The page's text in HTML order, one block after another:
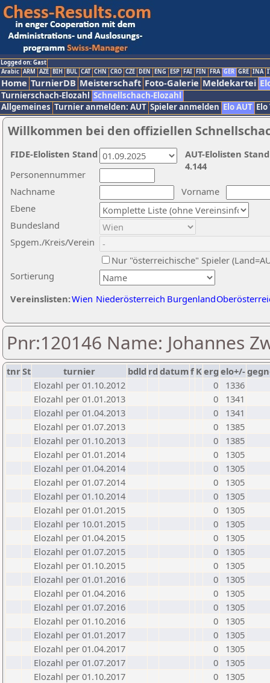
Logged on: Gast
Arabic ARM AZE BIH BUL CAT CHN CRO CZE DEN ENG ESP FAI FIN FRA GER GRE INA
Home TurnierDB Meisterschaft Foto-Galerie Meldekartei
Turnierschach-Elozahl Schnellschach-Elozahl
Allgemeines Turnier anmelden: AUT Spieler anmelden Elo AUT
Willkommen bei den offiziellen
Nachname
Vorname
Ebene
Sortierung
Personennummer
Bundesland
Spgem./Kreis/Verein
Nur "österreichische" Spieler
Vereinslisten:Wien Niederösterreich Burgenland
AUT-Elolisten
4.144
FIDE-Elolisten Stand
Pnr:120146 Name: Johannes
tnrSt turnier bdld rd datumf Kerg elo+/-
Elozahl per 01.10.2012
0
1336
Elozahl per 01.01.2013
0
1341
Elozahl per 01.04.2013
0
1341
Elozahl per 01.07.2013
0
1385
Elozahl per 01.10.2013
0
1385
Elozahl per 01.01.2014
0
1305
Elozahl per 01.04.2014
0
1305
Elozahl per 01.07.2014
0
1305
Elozahl per 01.10.2014
0
1305
Elozahl per 01.01.2015
0
1305
Elozahl per 10.01.2015
0
1305
Elozahl per 01.04.2015
0
1305
Elozahl per 01.07.2015
0
1305
Elozahl per 01.10.2015
0
1305
Elozahl per 01.01.2016
0
1305
Elozahl per 01.04.2016
0
1305
Elozahl per 01.07.2016
0
1305
Elozahl per 01.10.2016
0
1305
Elozahl per 01.01.2017
0
1305
Elozahl per 01.04.2017
0
1305
Elozahl per 01.07.2017
0
1305
Elozahl per 01.10.2017
0
1305